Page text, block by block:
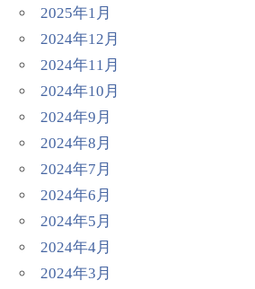
2025年1月
2024年12月
2024年11月
2024年10月
2024年9月
2024年8月
2024年7月
2024年6月
2024年5月
2024年4月
2024年3月